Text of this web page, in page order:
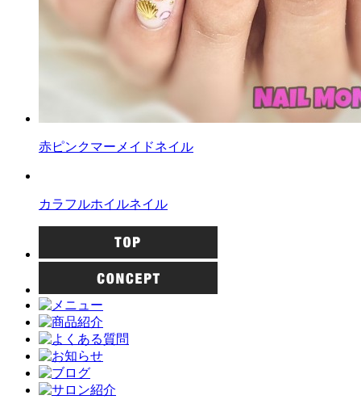
赤ピンクマーメイドネイル
カラフルホイルネイル